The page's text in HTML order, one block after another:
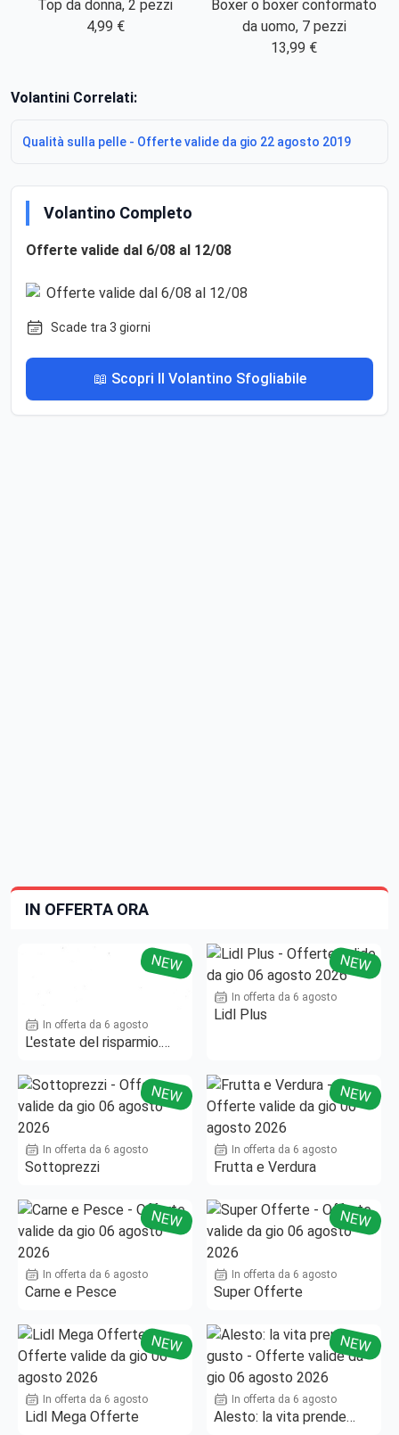
Top da donna, 2 pezzi
4,99 €
Boxer o boxer conformato
da uomo, 7 pezzi
13,99 €
Volantini Correlati:
Qualità sulla pelle - Offerte valide da gio 22 agosto 2019
Volantino Completo
Offerte valide dal 6/08 al 12/08
Scade tra 3 giorni
📖 Scopri Il Volantino Sfogliabile
IN OFFERTA ORA
NEW
In offerta da 6 agosto
L'estate del risparmio.
NEW
In offerta da 6 agosto
Lidl Plus
NEW
In offerta da 6 agosto
Sottoprezzi
NEW
In offerta da 6 agosto
Frutta e Verdura
NEW
In offerta da 6 agosto
Carne e Pesce
NEW
In offerta da 6 agosto
Super Offerte
NEW
In offerta da 6 agosto
Lidl Mega Offerte
NEW
In offerta da 6 agosto
Alesto: la vita prende